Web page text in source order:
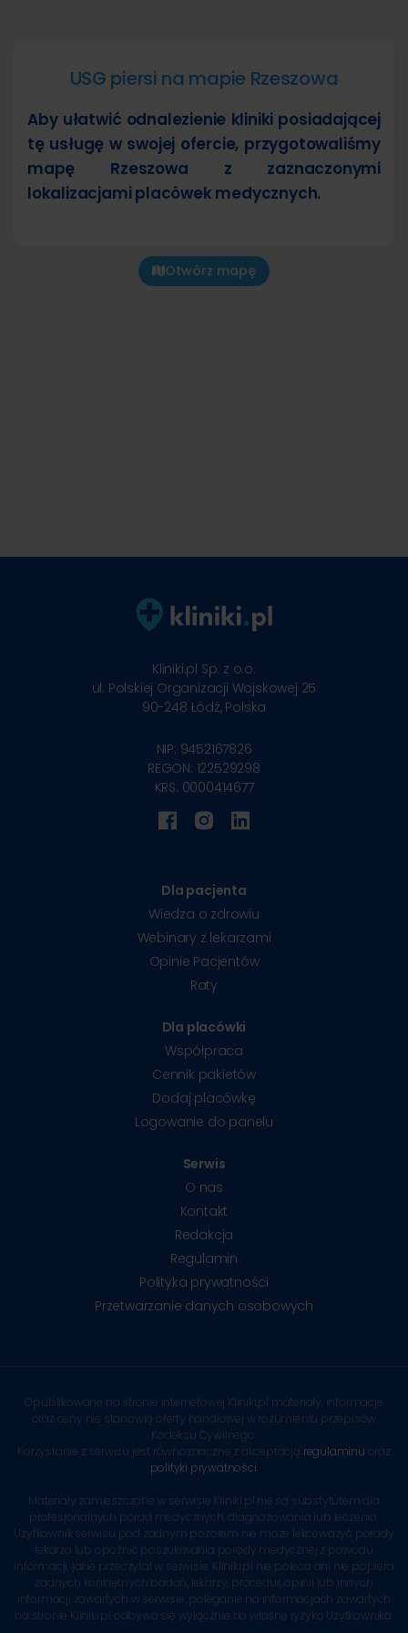
USG piersi na mapie Rzeszowa
Aby ułatwić odnalezienie kliniki posiadającej
tę usługę w swojej ofercie, przygotowaliśmy
mapę Rzeszowa z zaznaczonymi
lokalizacjami placówek medycznych.
Otwórz mapę
Kliniki.pl Sp. z o.o.
ul. Polskiej Organizacji Wojskowej 25
90-248 Łódź, Polska
NIP: 9452167826
REGON: 122529298
KRS: 0000414677
Dla pacjenta
Wiedza o zdrowiu
Webinary z lekarzami
Opinie Pacjentów
Raty
Dla placówki
Współpraca
Cennik pakietów
Dodaj placówkę
Logowanie do panelu
Serwis
O nas
Kontakt
Redakcja
Regulamin
Polityka prywatności
Przetwarzanie danych osobowych
Opublikowane na stronie internetowej Kliniki.pl materiały, informacje
oraz ceny nie stanowią oferty handlowej w rozumieniu przepisów
Kodeksu Cywilnego.
Korzystanie z serwisu jest równoznaczne z akceptacją regulaminu oraz
polityki prywatności
Materiały zamieszczone w serwisie Kliniki.pl nie są substytutem dla
profesjonalnych porad medycznych, diagnozowania lub leczenia.
Użytkownik serwisu pod żadnym pozorem nie może lekceważyć porady
lekarza lub opóźnić poszukiwania porady medycznej z powodu
informacji, jakie przeczytał w serwisie. Kliniki.pl nie poleca ani nie popiera
żadnych konkretnych badań, lekarzy, procedur, opinii lub innych
informacji zawartych w serwisie, poleganie na informacjach zawartych
na stronie Kliniki.pl odbywa się wyłącznie na własne ryzyko Użytkownika.